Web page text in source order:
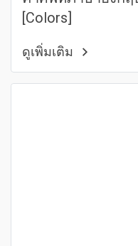
[Colors]
ดูเพิ่มเติม